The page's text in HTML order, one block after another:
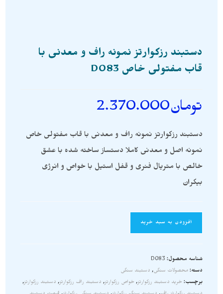
دستبند رزکوارتز نمونه راف و معدنی با
قاب مفتولی خاص D083
تومان2.370.000
دستبند رزکوارتز نمونه راف و معدنی با قاب مفتولی خاص
نمونه اصل و معدنی کاملا دستساز ساخته شده با عشق
خالص با متریال فنری و قفل استیل با خواص و انرژی
بیکران
افزودن به سبد خرید
شناسه محصول: D083
دسته:محصولات سنگی, دستبند سنگی
برچسب: خرید دستبند رزکوارتز, خواص رزکوارتز, دستبند راف رزکوارتز, دستبند رزکوارتز,